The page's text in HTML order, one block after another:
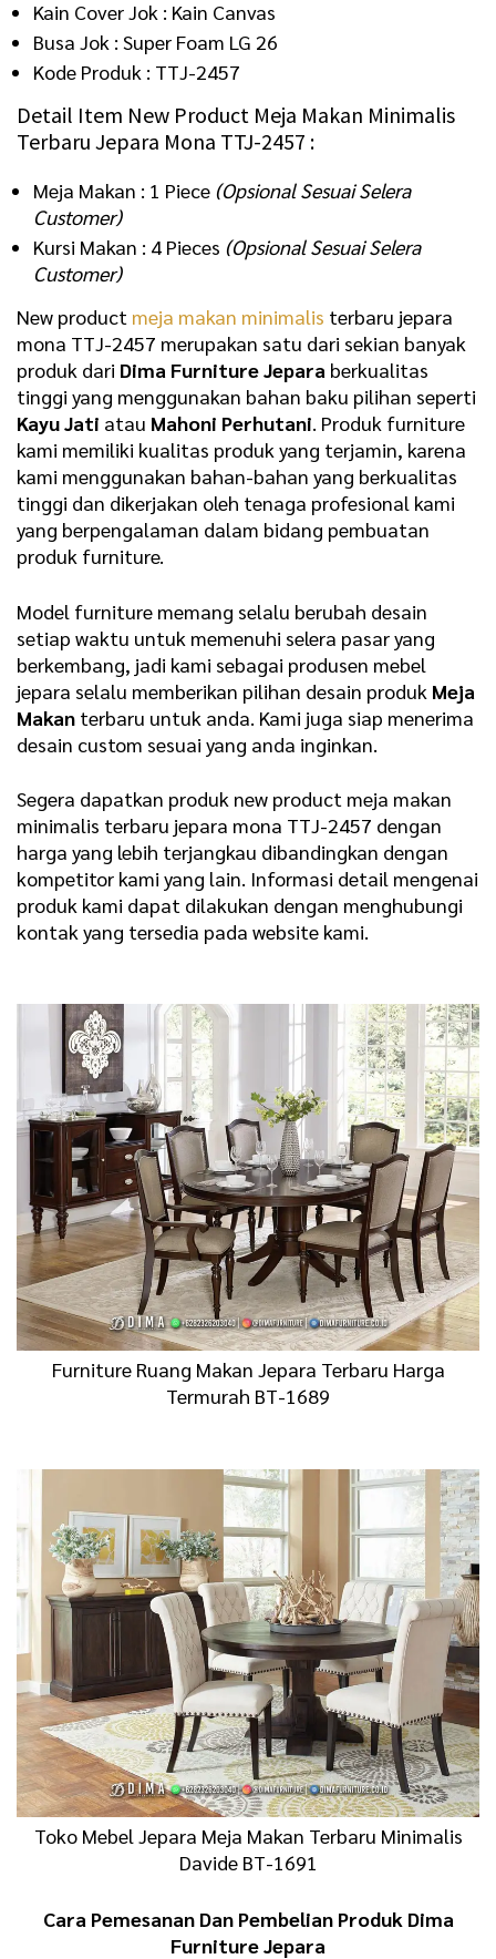
Kain Cover Jok : Kain Canvas
Busa Jok : Super Foam LG 26
Kode Produk : TTJ-2457
Detail Item New Product Meja Makan Minimalis
Terbaru Jepara Mona TTJ-2457 :
Meja Makan : 1 Piece (Opsional Sesuai Selera
Customer)
Kursi Makan : 4 Pieces (Opsional Sesuai Selera
Customer)
New product meja makan minimalis terbaru jepara
mona TTJ-2457 merupakan satu dari sekian banyak
produk dari Dima Furniture Jepara berkualitas
tinggi yang menggunakan bahan baku pilihan seperti
Kayu Jati atau Mahoni Perhutani. Produk furniture
kami memiliki kualitas produk yang terjamin, karena
kami menggunakan bahan-bahan yang berkualitas
tinggi dan dikerjakan oleh tenaga profesional kami
yang berpengalaman dalam bidang pembuatan
produk furniture.
Model furniture memang selalu berubah desain
setiap waktu untuk memenuhi selera pasar yang
berkembang, jadi kami sebagai produsen mebel
jepara selalu memberikan pilihan desain produk Meja
Makan terbaru untuk anda. Kami juga siap menerima
desain custom sesuai yang anda inginkan.
Segera dapatkan produk new product meja makan
minimalis terbaru jepara mona TTJ-2457 dengan
harga yang lebih terjangkau dibandingkan dengan
kompetitor kami yang lain. Informasi detail mengenai
produk kami dapat dilakukan dengan menghubungi
kontak yang tersedia pada website kami.
Furniture Ruang Makan Jepara Terbaru Harga
Termurah BT-1689
Toko Mebel Jepara Meja Makan Terbaru Minimalis
Davide BT-1691
Cara Pemesanan Dan Pembelian Produk Dima
Furniture Jepara